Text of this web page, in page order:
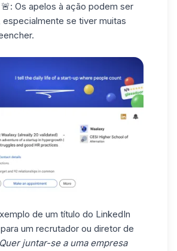
Os apelos à ação podem ser
se tiver muitas
de um título do LinkedIn
um recrutador ou diretor de
juntar-se a uma empresa